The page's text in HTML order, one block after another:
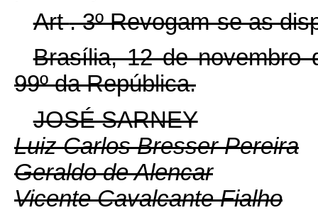
Art. 3º Revogam-se as
Brasília, 12 de novembro
99º da República.
JOSÉ SARNEY
Luiz Carlos Bresser Pereira
Geraldo de Alencar
Vicente Cavalcante Fialho